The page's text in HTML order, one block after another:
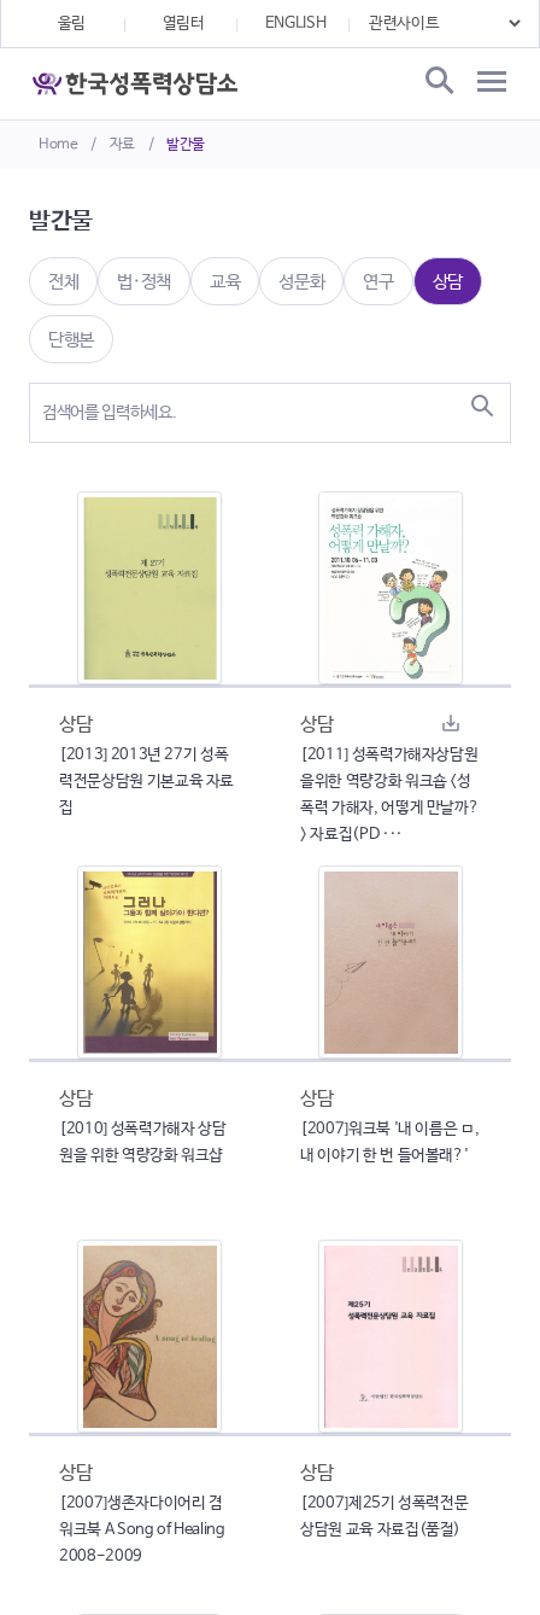
Home / 자료 / 발간물
울림 열림터 ENGLISH
발간물
전체 법·정책 교육 성문화 연구 상담
단행본
상담
[2013] 2013년 27기 성폭
력전문상담원 기본교육 자료
집
상담
[2011] 성폭력가해자상담원
을위한 역량강화 워크숍 <성
폭력 가해자, 어떻게 만날까?
> 자료집(PD ···
상담
[2010] 성폭력가해자 상담
원을 위한 역량강화 워크샵
상담
[2007]워크북 '내 이름은 ㅁ,
내 이야기 한 번 들어볼래?'
상담
[2007]생존자다이어리 겸
워크북 A Song of Healing
2008-2009
상담
[2007]제25기 성폭력전문
상담원 교육 자료집(품절)